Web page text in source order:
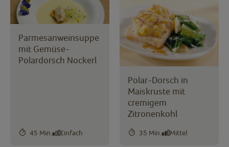
Parmesanweinsuppe
mit Gemüse-
Polardorsch Nockerl
45 Min. Einfach
Polar-Dorsch in
Maiskruste mit
cremigem
Zitronenkohl
35 Min. Mittel